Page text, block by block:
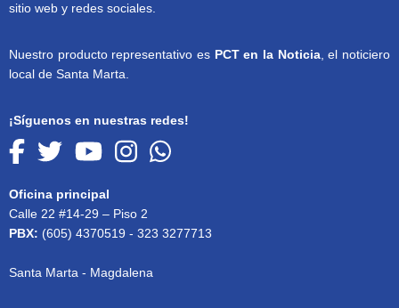
sitio web y redes sociales.
Nuestro producto representativo es PCT en la Noticia, el noticiero
local de Santa Marta.
¡Síguenos en nuestras redes!
Oficina principal
Calle 22 #14-29 – Piso 2
PBX: (605) 4370519 - 323 3277713
Santa Marta - Magdalena